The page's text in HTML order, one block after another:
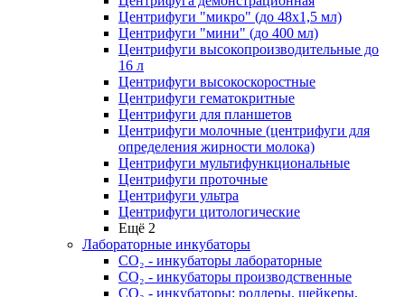
Центрифуги "микро" (до 48x1,5 мл)
Центрифуги "мини" (до 400 мл)
Центрифуги высокопроизводительные до
16 л
Центрифуги высокоскоростные
Центрифуги гематокритные
Центрифуги для планшетов
Центрифуги молочные (центрифуги для
определения жирности молока)
Центрифуги мультифункциональные
Центрифуги проточные
Центрифуги ультра
Центрифуги цитологические
Ещё 2
Лабораторные инкубаторы
СО₂ - инкубаторы лабораторные
СО₂ - инкубаторы производственные
СО₂ - инкубаторы: роллеры, шейкеры,